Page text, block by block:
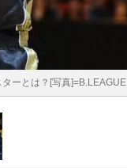
ーとは？[写真]=B.LEAGUE